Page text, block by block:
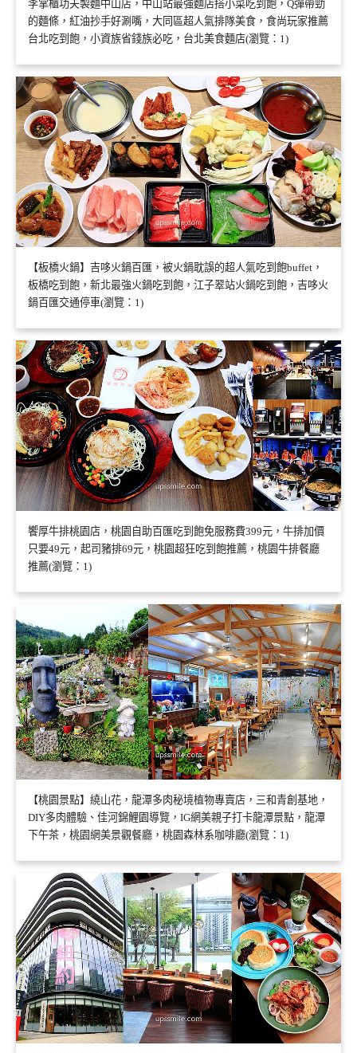
李掌櫃功夫製麵中山店，中山站最強麵店搭小菜吃到飽，Q彈帶勁
的麵條，紅油抄手好涮嘴，大同區超人氣排隊美食，食尚玩家推薦
台北吃到飽，小資族省錢族必吃，台北美食麵店(瀏覽：1)
【板橋火鍋】吉哆火鍋百匯，被火鍋耽誤的超人氣吃到飽buffet，
板橋吃到飽，新北最強火鍋吃到飽，江子翠站火鍋吃到飽，吉哆火
鍋百匯交通停車(瀏覽：1)
饗厚牛排桃園店，桃園自助百匯吃到飽免服務費399元，牛排加價
只要49元，起司豬排69元，桃園超狂吃到飽推薦，桃園牛排餐廳
推薦(瀏覽：1)
【桃園景點】繞山花，龍潭多肉秘境植物專賣店，三和青創基地，
DIY多肉體驗、佳河錦鯉園導覽，IG網美親子打卡龍潭景點，龍潭
下午茶，桃園網美景觀餐廳，桃園森林系咖啡廳(瀏覽：1)